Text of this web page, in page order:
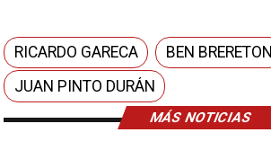
MÁS NOTICIAS
RICARDO GARECA BEN BRERETON
JUAN PINTO DURÁN